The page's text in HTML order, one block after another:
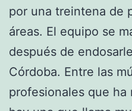
por una treintena de
áreas. El equipo se
después de
Córdoba. Entre las
profesionales que ha